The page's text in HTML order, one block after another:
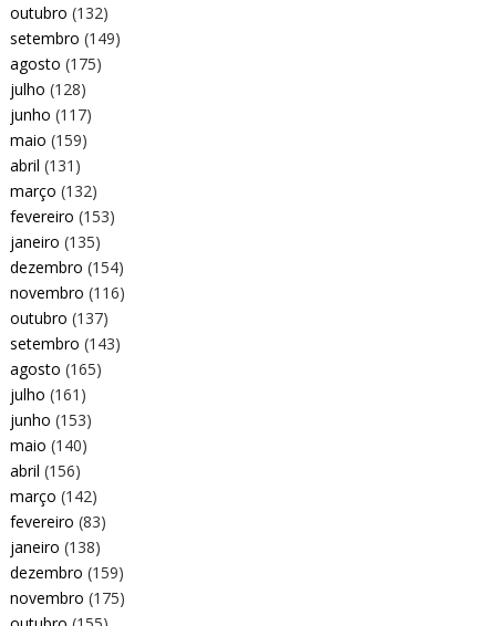
outubro (132)
setembro (149)
agosto (175)
julho (128)
junho (117)
maio (159)
abril (131)
março (132)
fevereiro (153)
janeiro (135)
dezembro (154)
novembro (116)
outubro (137)
setembro (143)
agosto (165)
julho (161)
junho (153)
maio (140)
abril (156)
março (142)
fevereiro (83)
janeiro (138)
dezembro (159)
novembro (175)